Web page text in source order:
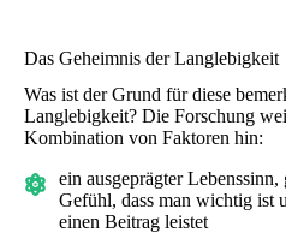
Das Geheimnis der Langlebigkeit
Was ist der Grund für diese
Langlebigkeit? Die Forschung
Kombination von Faktoren hin:
ein ausgeprägter Lebenssinn,
Gefühl, dass man wichtig ist
einen Beitrag leistet